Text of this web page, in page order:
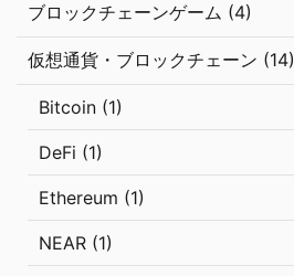
ブロックチェーンゲーム (4)
仮想通貨・ブロックチェーン (14)
Bitcoin (1)
DeFi (1)
Ethereum (1)
NEAR (1)